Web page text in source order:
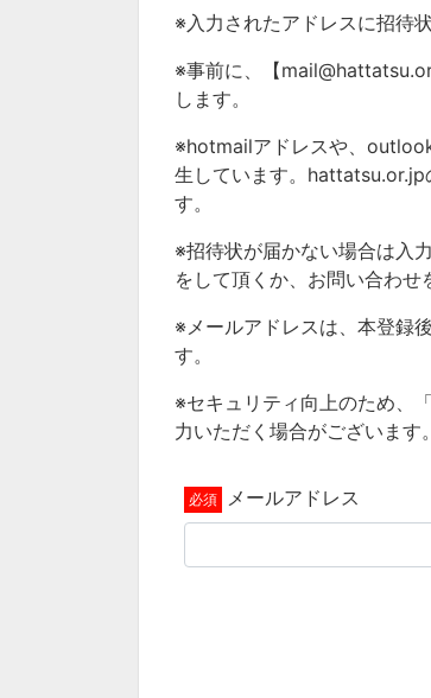
※入力されたアドレスに招待
※事前に、【
します。
※hotmailアドレスや、
生しています。hattatsu.or.jp
す。
※招待状が届かない場合は入
をして頂くか、お問い合わせ
※メールアドレスは、本登録
す。
※セキュリティ向上のため、
力いただく場合がございます。
メールアドレス